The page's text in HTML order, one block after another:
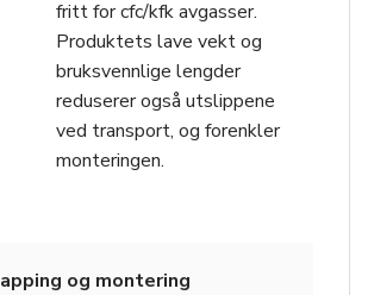
fritt for cfc/kfk avgasser.
Produktets lave vekt og
bruksvennlige lengder
reduserer også utslippene
ved transport, og forenkler
monteringen.
og montering